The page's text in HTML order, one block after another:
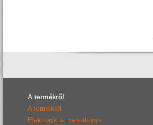
A termékről
A termékről
Elektronikus menetkönyv